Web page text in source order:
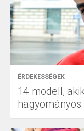
ÉRDEKESSÉGEK
14 modell,